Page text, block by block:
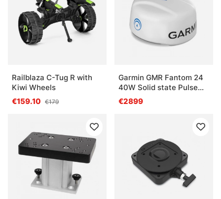
Railblaza C-Tug R with
Kiwi Wheels
€159.10 €179
Garmin GMR Fantom 24
40W Solid state Pulse
Compression
€2899